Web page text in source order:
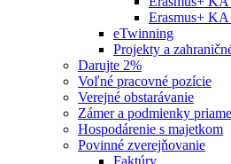
Erasmus+ KA
eTwinning
Projekty a
Darujte 2%
Voľné pracovné pozície
Verejné obstarávanie
Zámer a podmienky
Hospodárenie s majetkom
Povinné zverejňovanie
Faktúry